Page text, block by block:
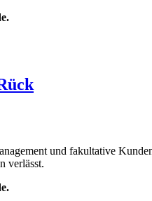
und fakultative
verlässt.